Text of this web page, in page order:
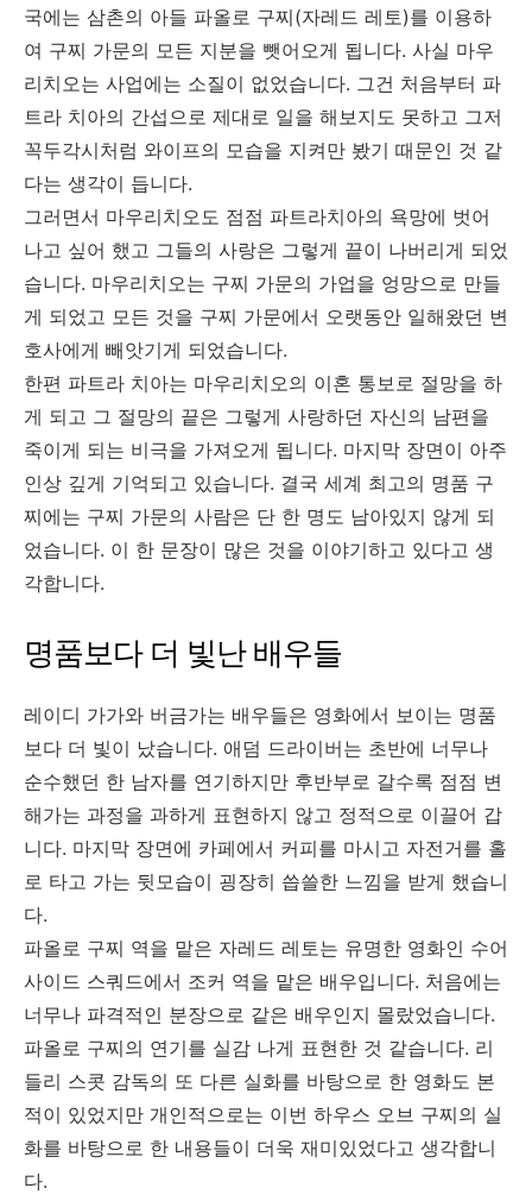
국에는 삼촌의 아들 파올로 구찌(자레드 레토)를 이용하
여 구찌 가문의 모든 지분을 뺏어오게 됩니다. 사실 마우
리치오는 사업에는 소질이 없었습니다. 그건 처음부터 파
트라 치아의 간섭으로 제대로 일을 해보지도 못하고 그저
꼭두각시처럼 와이프의 모습을 지켜만 봤기 때문인 것 같
다는 생각이 듭니다.
그러면서 마우리치오도 점점 파트라치아의 욕망에 벗어
나고 싶어 했고 그들의 사랑은 그렇게 끝이 나버리게 되었
습니다. 마우리치오는 구찌 가문의 가업을 엉망으로 만들
게 되었고 모든 것을 구찌 가문에서 오랫동안 일해왔던 변
호사에게 빼앗기게 되었습니다.
한편 파트라 치아는 마우리치오의 이혼 통보로 절망을 하
게 되고 그 절망의 끝은 그렇게 사랑하던 자신의 남편을
죽이게 되는 비극을 가져오게 됩니다. 마지막 장면이 아주
인상 깊게 기억되고 있습니다. 결국 세계 최고의 명품 구
찌에는 구찌 가문의 사람은 단 한 명도 남아있지 않게 되
었습니다. 이 한 문장이 많은 것을 이야기하고 있다고 생
각합니다.
명품보다 더 빛난 배우들
레이디 가가와 버금가는 배우들은 영화에서 보이는 명품
보다 더 빛이 났습니다. 애덤 드라이버는 초반에 너무나
순수했던 한 남자를 연기하지만 후반부로 갈수록 점점 변
해가는 과정을 과하게 표현하지 않고 정적으로 이끌어 갑
니다. 마지막 장면에 카페에서 커피를 마시고 자전거를 홀
로 타고 가는 뒷모습이 굉장히 씁쓸한 느낌을 받게 했습니
다.
파올로 구찌 역을 맡은 자레드 레토는 유명한 영화인 수어
사이드 스쿼드에서 조커 역을 맡은 배우입니다. 처음에는
너무나 파격적인 분장으로 같은 배우인지 몰랐었습니다.
파올로 구찌의 연기를 실감 나게 표현한 것 같습니다. 리
들리 스콧 감독의 또 다른 실화를 바탕으로 한 영화도 본
적이 있었지만 개인적으로는 이번 하우스 오브 구찌의 실
화를 바탕으로 한 내용들이 더욱 재미있었다고 생각합니
다.